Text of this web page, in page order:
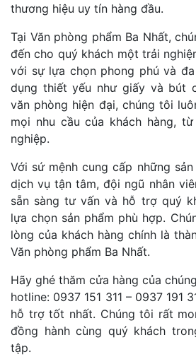
thương hiệu uy tín hàng đầu.
Tại Văn phòng phẩm Ba Nhất,
đến cho quý khách một trải
với sự lựa chọn phong phú và
dụng thiết yếu như giấy và bút
văn phòng hiện đại, chúng tôi
mọi nhu cầu của khách hàng,
nghiệp.
Với sứ mệnh cung cấp những
dịch vụ tận tâm, đội ngũ nhân
sẵn sàng tư vấn và hỗ trợ quý
lựa chọn sản phẩm phù hợp.
lòng của khách hàng chính là
Văn phòng phẩm Ba Nhất.
Hãy ghé thăm cửa hàng của
hotline: 0937 151 311 – 0937 191
hỗ trợ tốt nhất. Chúng tôi rất
đồng hành cùng quý khách
tập.